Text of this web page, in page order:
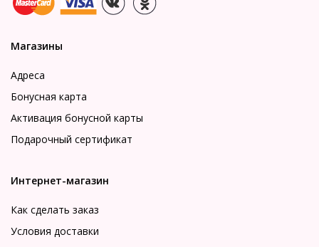
Магазины
Адреса
Бонусная карта
Активация бонусной карты
Подарочный сертификат
Интернет-магазин
Как сделать заказ
Условия доставки